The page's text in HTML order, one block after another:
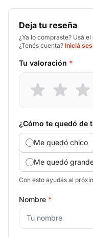
Deja tu reseña
¿Ya lo compraste? Usá
¿Tenés cuenta? Iniciá
Tu valoración *
¿Cómo te quedó de
Me quedó chico
Me quedó
Con esto ayudás al
Nombre *